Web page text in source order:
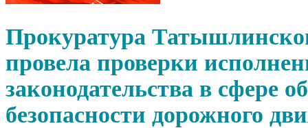
Прокуратура
провела проверки
законодательства в сфере
безопасности дорожного